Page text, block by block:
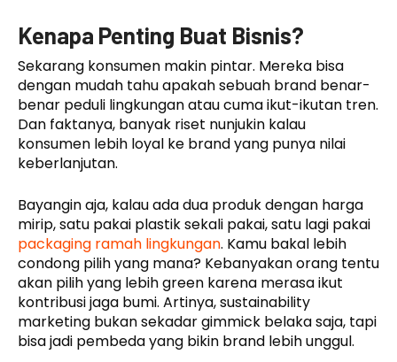
Kenapa Penting Buat Bisnis?
Sekarang konsumen makin pintar. Mereka bisa
dengan mudah tahu apakah sebuah brand benar-
benar peduli lingkungan atau cuma ikut-ikutan tren.
Dan faktanya, banyak riset nunjukin kalau
konsumen lebih loyal ke brand yang punya nilai
keberlanjutan.
Bayangin aja, kalau ada dua produk dengan harga
mirip, satu pakai plastik sekali pakai, satu lagi pakai
packaging ramah lingkungan. Kamu bakal lebih
condong pilih yang mana? Kebanyakan orang tentu
akan pilih yang lebih green karena merasa ikut
kontribusi jaga bumi. Artinya, sustainability
marketing bukan sekadar gimmick belaka saja, tapi
bisa jadi pembeda yang bikin brand lebih unggul.